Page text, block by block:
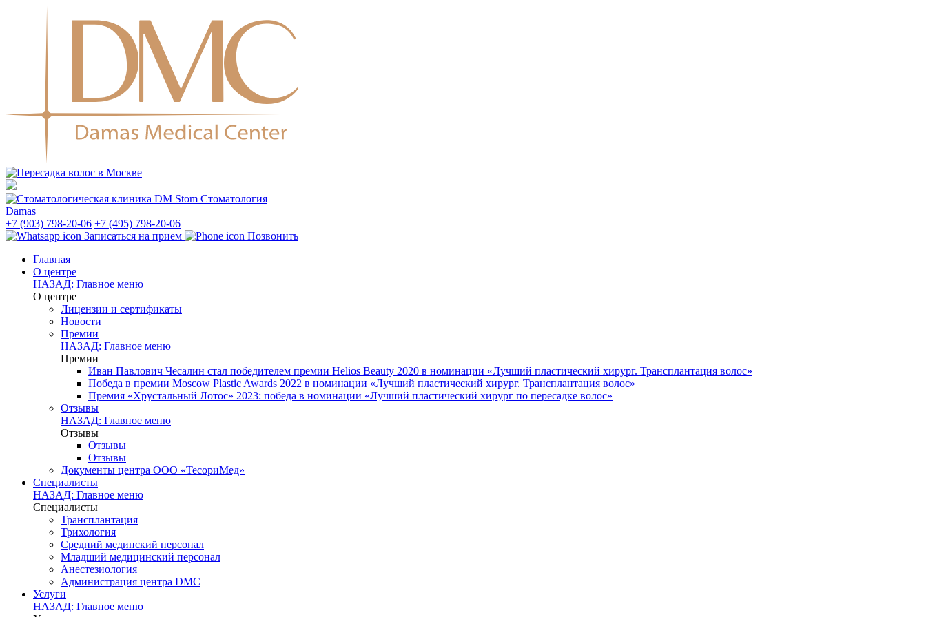
Стоматология
Damas
+7 (903) 798-20-06 +7 (495) 798-20-06
Записаться на прием
Позвонить
Главная
О центре
НАЗАД: Главное меню
О центре
Лицензии и сертификаты
Новости
Премии
НАЗАД: Главное меню
Премии
Иван Павлович Чесалин стал победителем премии Helios Beauty 2020 в номинации «Лучший пластический хирург. Трансплантация волос»
Победа в премии Moscow Plastic Awards 2022 в номинации «Лучший пластический хирург. Трансплантация волос»
Премия «Хрустальный Лотос» 2023: победа в номинации «Лучший пластический хирург по пересадке волос»
Отзывы
НАЗАД: Главное меню
Отзывы
Отзывы
Отзывы
Документы центра ООО «ТесориМед»
Специалисты
НАЗАД: Главное меню
Специалисты
Трансплантация
Трихология
Средний мединский персонал
Младший медицинский персонал
Анестезиология
Администрация центра DMC
Услуги
НАЗАД: Главное меню